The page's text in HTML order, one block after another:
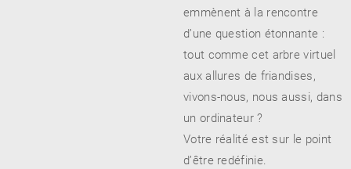
emmènent à la rencontre
d’une question étonnante :
tout comme cet arbre virtuel
aux allures de friandises,
vivons-nous, nous aussi, dans
un ordinateur ?
Votre réalité est sur le point
d’être redéfinie.